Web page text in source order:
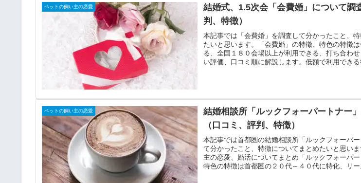
ペットの飼い主の恋愛
結婚式、1.5次会「会費婚」について調
判、特徴）
本記事では「会費婚」を調査して分かったこと、
たいと思います。「会費婚」の特徴、特色の特徴
る、全国１８０会場以上が利用できる、打ち合わ
い評価、口コミ順に解説します。低額で利用できる
ペットの飼い主の恋愛
結婚相談所「ルックフォーパートナー
（口コミ、評判、特徴）
本記事では首都圏の結婚相談所「ルックフォーパ
て分かったこと、特徴についてまとめたいと思い
主の恋愛、婚活についてまとめ「ルックフォーパー
特色の特徴は首都圏の２０代～４０代に特化、リ